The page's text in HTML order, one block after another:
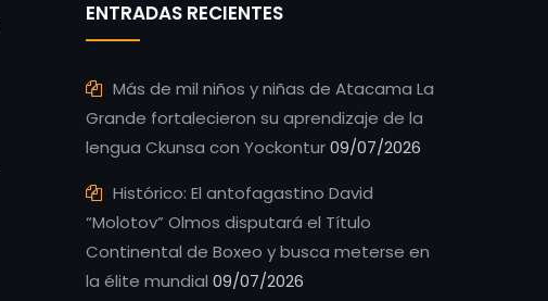
ENTRADAS RECIENTES
Más de mil niños y niñas de Atacama La
Grande fortalecieron su aprendizaje de la
lengua Ckunsa con Yockontur09/07/2026
Histórico: El antofagastino David
“Molotov” Olmos disputará el Título
Continental de Boxeo y busca meterse en
la élite mundial 09/07/2026